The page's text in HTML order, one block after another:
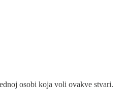
osobi koja voli ovakve stvari.